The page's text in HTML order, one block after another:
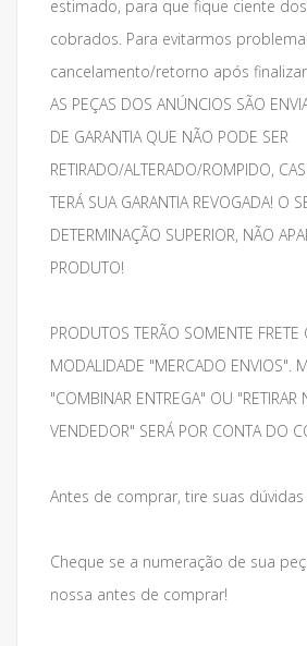
estimado, para que fique ciente
cobrados. Para evitarmos
cancelamento/retorno após
AS PEÇAS DOS ANÚNCIOS SÃO
DE GARANTIA QUE NÃO PODE SER
RETIRADO/ALTERADO/ROMPIDO,
TERÁ SUA GARANTIA REVOGADA! O
DETERMINAÇÃO SUPERIOR, NÃO
PRODUTO!
PRODUTOS TERÃO SOMENTE FRETE
MODALIDADE "MERCADO ENVIOS".
"COMBINAR ENTREGA" OU
VENDEDOR" SERÁ POR CONTA DO
Antes de comprar, tire suas
Cheque se a numeração de sua
nossa antes de comprar!